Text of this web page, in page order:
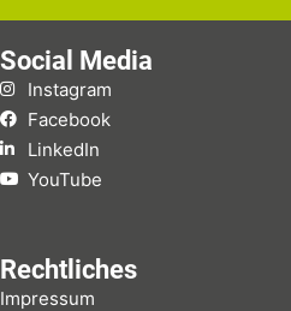
Social Media
Instagram
Facebook
LinkedIn
YouTube
Rechtliches
Impressum